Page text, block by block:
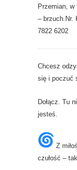
Przemian,
– brzuch.Nr.
7822 6202
Chcesz
się i poczuć
Dołącz. Tu
jesteś.
Z
czułość –